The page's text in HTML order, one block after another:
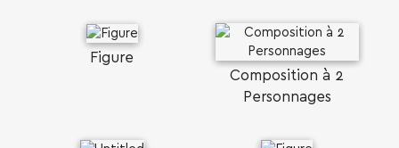
Figure
Composition à 2
Personnages